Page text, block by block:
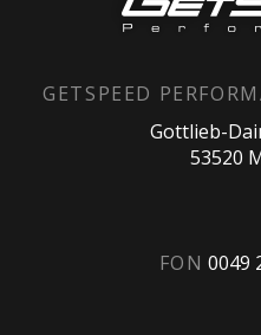
GETSPEED
Gottlieb-
53520
FON 0049